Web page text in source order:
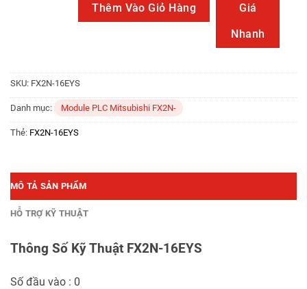
Thêm Vào Giỏ Hàng
Giá
Nhanh
SKU: FX2N-16EYS
Danh mục: Module PLC Mitsubishi FX2N-
Thẻ: FX2N-16EYS
MÔ TẢ SẢN PHẨM
HỖ TRỢ KỸ THUẬT
Thông Số Kỹ Thuật FX2N-16EYS
Số đầu vào : 0